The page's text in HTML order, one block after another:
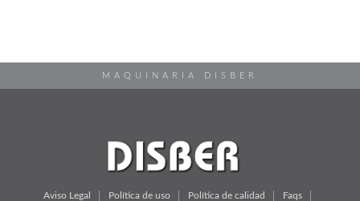
MAQUINARIA DISBER
Aviso Legal Política de uso Política de calidad Faqs